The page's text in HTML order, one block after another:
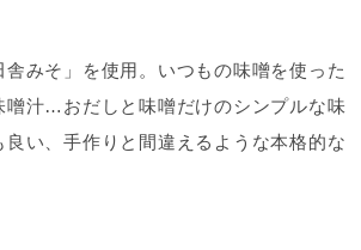
みそ」を使用。いつもの味噌を使った
噌汁…おだしと味噌だけのシンプルな味
い、手作りと間違えるような本格的な